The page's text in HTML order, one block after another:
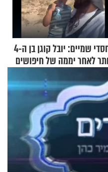
בחסדי שמיים: יובל קוגן בן ה-4
לאחר יממה של חיפושים